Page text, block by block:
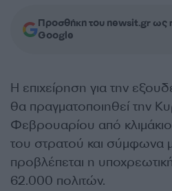
Προσθήκη του newsit.gr ως
Google
Η επιχείρηση για την
θα πραγματοποιηθεί την
Φεβρουαρίου από
του στρατού και σύμφωνα
προβλέπεται η
62.000 πολιτών.